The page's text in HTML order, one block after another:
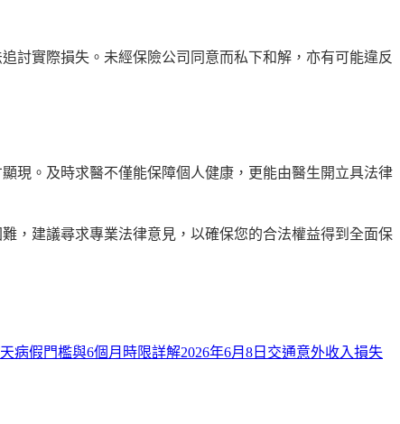
討實際損失。未經保險公司同意而私下和解，亦有可能違反
現。及時求醫不僅能保障個人健康，更能由醫生開立具法律
，建議尋求專業法律意見，以確保您的合法權益得到全面保
病假門檻與6個月時限詳解2026年6月8日 交通意外收入損失